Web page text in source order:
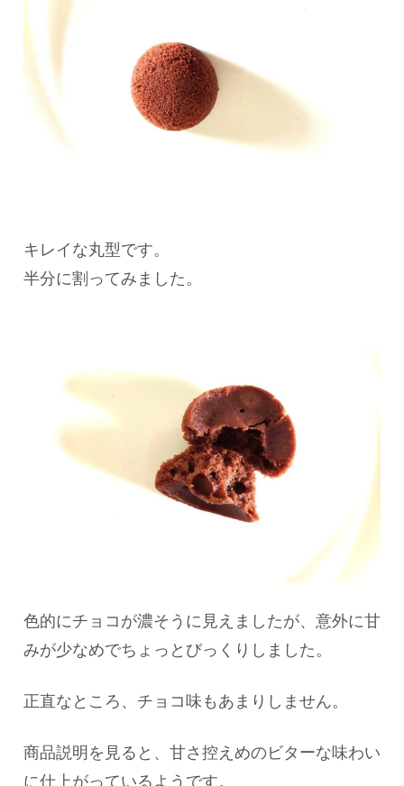
キレイな丸型です。
半分に割ってみました。
色的にチョコが濃そうに見えましたが、意外に甘
みが少なめでちょっとびっくりしました。
正直なところ、チョコ味もあまりしません。
商品説明を見ると、甘さ控えめのビターな味わい
に仕上がっているようです。